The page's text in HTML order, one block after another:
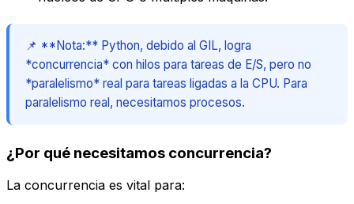
📌 **Nota:** Python, debido al GIL, logra
*concurrencia* con hilos para tareas de E/S, pero no
*paralelismo* real para tareas ligadas a la CPU. Para
paralelismo real, necesitamos procesos.
¿Por qué necesitamos concurrencia?
La concurrencia es vital para: